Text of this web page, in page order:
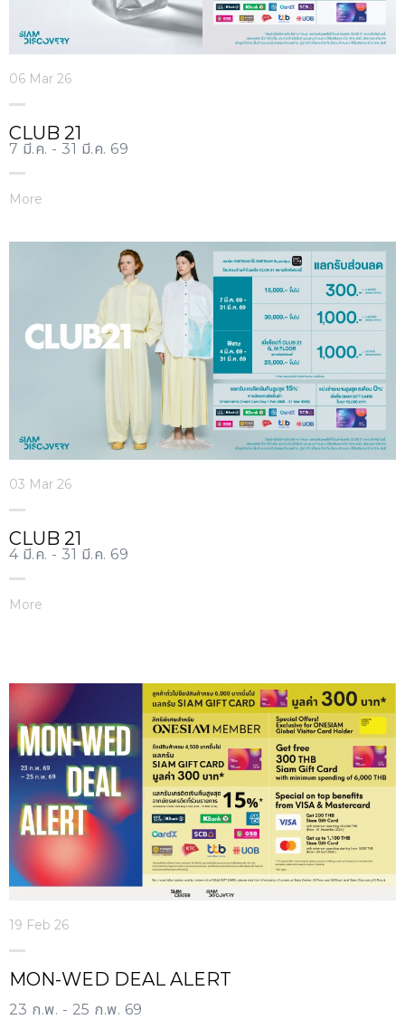
06 Mar 26
CLUB 21
7 มี.ค. - 31 มี.ค. 69
More
03 Mar 26
CLUB 21
4 มี.ค. - 31 มี.ค. 69
More
19 Feb 26
MON-WED DEAL ALERT
23 ก.พ. - 25 ก.พ. 69